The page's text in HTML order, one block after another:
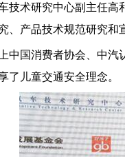
技术研究中心副主任高
、产品技术规范研究和
中国消费者协会、中汽
了儿童交通安全理念。